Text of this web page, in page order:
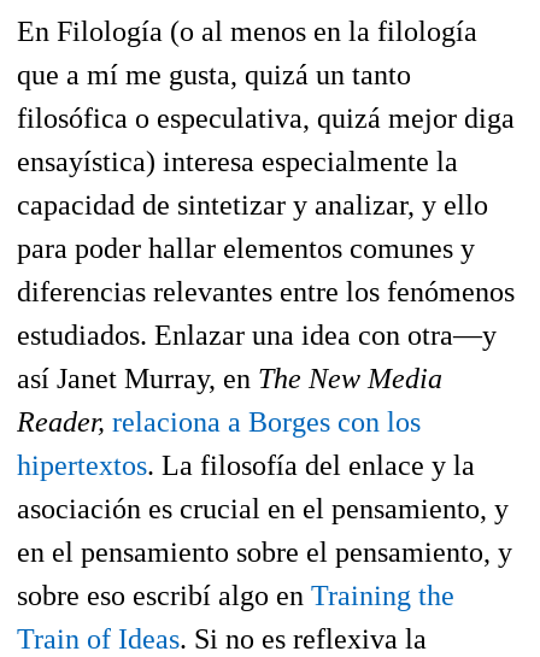
En Filología (o al menos en la filología
que a mí me gusta, quizá un tanto
filosófica o especulativa, quizá mejor diga
ensayística) interesa especialmente la
capacidad de sintetizar y analizar, y ello
para poder hallar elementos comunes y
diferencias relevantes entre los fenómenos
estudiados. Enlazar una idea con otra—y
así Janet Murray, en The New Media
Reader, relaciona a Borges con los
hipertextos. La filosofía del enlace y la
asociación es crucial en el pensamiento, y
en el pensamiento sobre el pensamiento, y
sobre eso escribí algo en Training the
Train of Ideas. Si no es reflexiva la